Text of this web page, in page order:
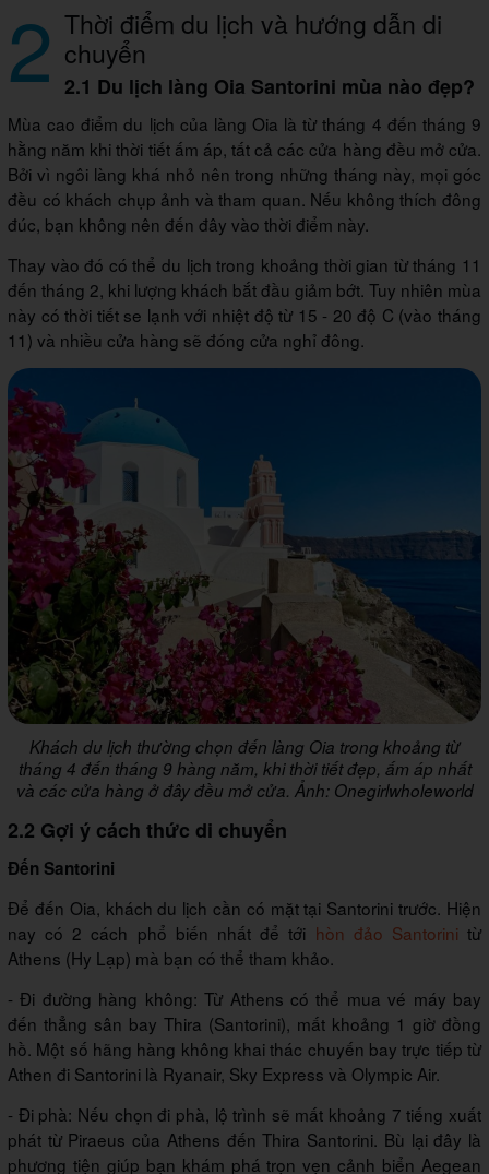
2 Thời điểm du lịch và hướng dẫn di
chuyển
2.1 Du lịch làng Oia Santorini mùa nào đẹp?
Mùa cao điểm du lịch của làng Oia là từ tháng 4 đến tháng 9
hằng năm khi thời tiết ấm áp, tất cả các cửa hàng đều mở cửa.
Bởi vì ngôi làng khá nhỏ nên trong những tháng này, mọi góc
đều có khách chụp ảnh và tham quan. Nếu không thích đông
đúc, bạn không nên đến đây vào thời điểm này.
Thay vào đó có thể du lịch trong khoảng thời gian từ tháng 11
đến tháng 2, khi lượng khách bắt đầu giảm bớt. Tuy nhiên mùa
này có thời tiết se lạnh với nhiệt độ từ 15 - 20 độ C (vào tháng
11) và nhiều cửa hàng sẽ đóng cửa nghỉ đông.
Khách du lịch thường chọn đến làng Oia trong khoảng từ
tháng 4 đến tháng 9 hàng năm, khi thời tiết đẹp, ấm áp nhất
và các cửa hàng ở đây đều mở cửa. Ảnh: Onegirlwholeworld
2.2 Gợi ý cách thức di chuyển
Đến Santorini
Để đến Oia, khách du lịch cần có mặt tại Santorini trước. Hiện
nay có 2 cách phổ biến nhất để tới hòn đảo Santorini từ
Athens (Hy Lạp) mà bạn có thể tham khảo.
- Đi đường hàng không: Từ Athens có thể mua vé máy bay
đến thẳng sân bay Thira (Santorini), mất khoảng 1 giờ đồng
hồ. Một số hãng hàng không khai thác chuyến bay trực tiếp từ
Athen đi Santorini là Ryanair, Sky Express và Olympic Air.
- Đi phà: Nếu chọn đi phà, lộ trình sẽ mất khoảng 7 tiếng xuất
phát từ Piraeus của Athens đến Thira Santorini. Bù lại đây là
phương tiện giúp bạn khám phá trọn vẹn cảnh biển Aegean